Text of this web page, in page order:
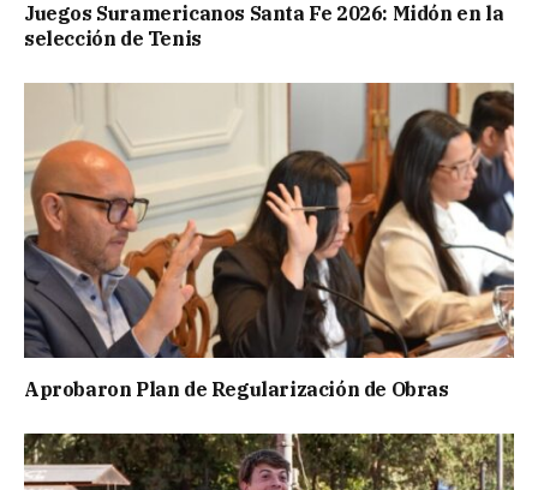
Juegos Suramericanos Santa Fe 2026: Midón en la
selección de Tenis
Aprobaron Plan de Regularización de Obras